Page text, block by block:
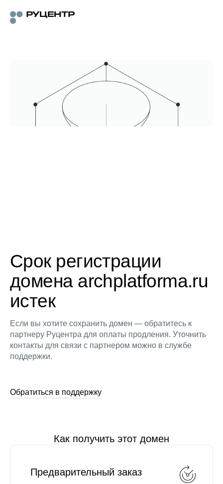
Срок регистрации
домена archplatforma.ru
истек
Если вы хотите сохранить домен — обратитесь к
партнеру Руцентра для оплаты продления. Уточнить
контакты для связи с партнером можно в службе
поддержки.
Обратиться в поддержку
Как получить этот домен
Предварительный заказ